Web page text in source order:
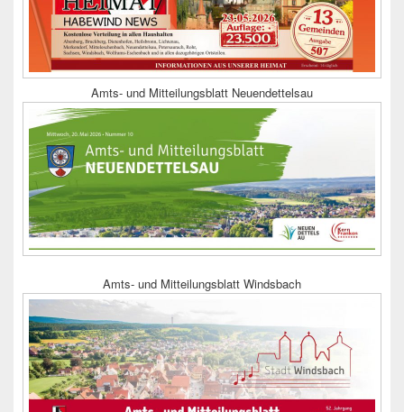
Amts- und Mitteilungsblatt Neuendettelsau
Amts- und Mitteilungsblatt Windsbach